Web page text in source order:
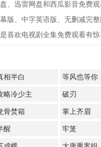
、迅雷网盘和西瓜影音免费
版、中字英语版、无删减完
喜欢电视剧全集免费观看有
相半白 等风也等你
略冷少主 破刃
骨焚箱 掌上齐眉
醒 牢笼